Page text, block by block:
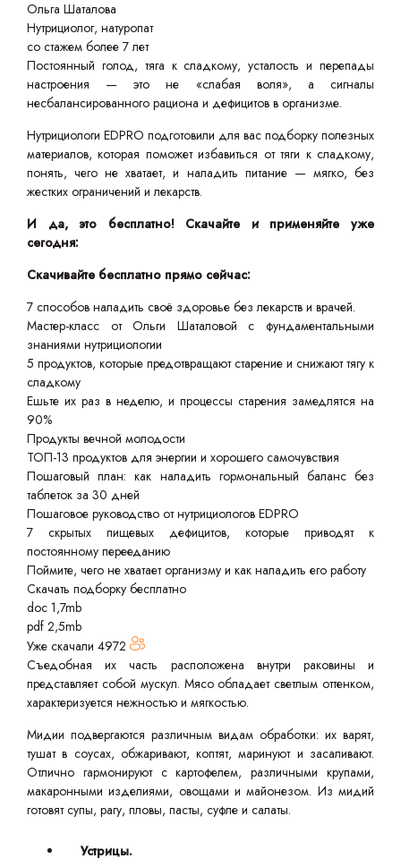
Ольга Шаталова
Нутрициолог, натуропат
со стажем более 7 лет
Постоянный голод, тяга к сладкому, усталость и перепады
настроения — это не «слабая воля», а сигналы
несбалансированного рациона и дефицитов в организме.
Нутрициологи EDPRO подготовили для вас подборку полезных
материалов, которая поможет избавиться от тяги к сладкому,
понять, чего не хватает, и наладить питание — мягко, без
жестких ограничений и лекарств.
И да, это бесплатно! Скачайте и применяйте уже
сегодня:
Скачивайте бесплатно прямо сейчас:
7 способов наладить своё здоровье без лекарств и врачей.
Мастер-класс от Ольги Шаталовой с фундаментальными
знаниями нутрициологии
5 продуктов, которые предотвращают старение и снижают тягу к
сладкому
Ешьте их раз в неделю, и процессы старения замедлятся на
90%
Продукты вечной молодости
ТОП-13 продуктов для энергии и хорошего самочувствия
Пошаговый план: как наладить гормональный баланс без
таблеток за 30 дней
Пошаговое руководство от нутрициологов EDPRO
7 скрытых пищевых дефицитов, которые приводят к
постоянному перееданию
Поймите, чего не хватает организму и как наладить его работу
Скачать подборку бесплатно
doc 1,7mb
pdf 2,5mb
Уже скачали 4972
Съедобная их часть расположена внутри раковины и
представляет собой мускул. Мясо обладает светлым оттенком,
характеризуется нежностью и мягкостью.
Мидии подвергаются различным видам обработки: их варят,
тушат в соусах, обжаривают, коптят, маринуют и засаливают.
Отлично гармонируют с картофелем, различными крупами,
макаронными изделиями, овощами и майонезом. Из мидий
готовят супы, рагу, пловы, пасты, суфле и салаты.
Устрицы.